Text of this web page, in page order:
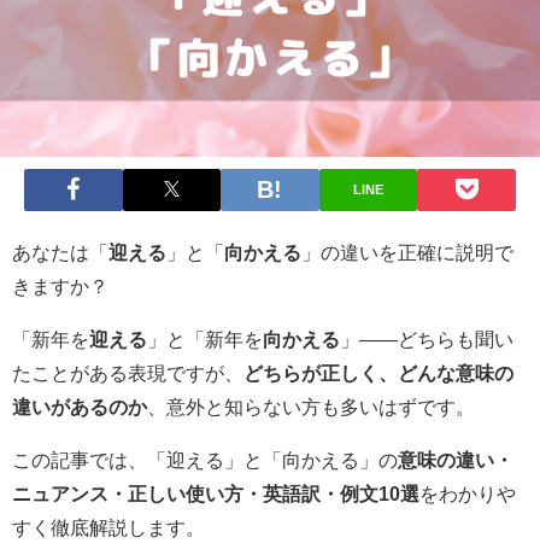
LINE
あなたは「迎える 」と「向かえる 」の違いを正確に説明で
きますか？
「新年を迎える 」と「新年を向かえる 」——どちらも聞い
たことがある表現ですが、
どちらが正しく、どんな意味の
違いがあるのか、意外と知らない方も多いはずです。
この記事では、「迎える」と「向かえる」の意味の違い・
ニュアンス・正しい使い方・英語訳・例文10選をわかりや
すく徹底解説します。